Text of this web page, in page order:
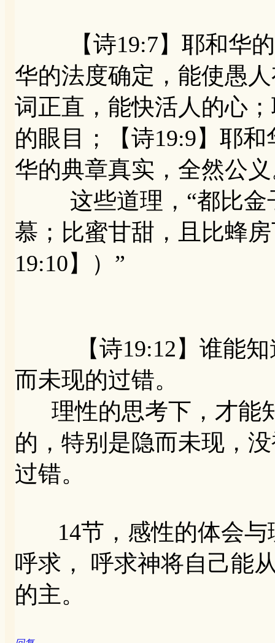
【诗19:7】耶和华的
华的法度确定，能使愚
词正直，能快活人的心
的眼目；【诗19:9】耶
华的典章真实，全然公
这些道理，“都比金
慕；比蜜甘甜，且比蜂
19:10】）”
【诗19:12】谁能知
而未现的过错。
理性的思考下，才能
的，特别是隐而未现，
过错。
14节，感性的体会与
呼求， 呼求神将自己能
的主。